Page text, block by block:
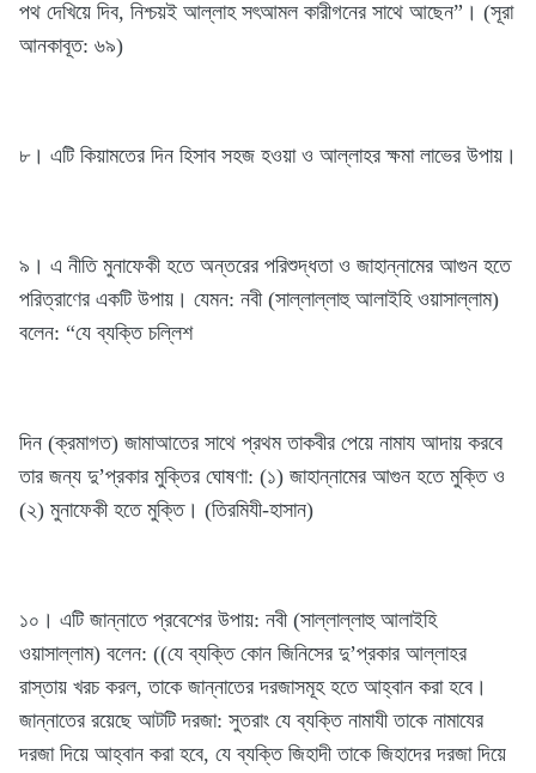
পথ দেখিয়ে দিব, নিশ্চয়ই আল্লাহ সৎআমল কারীগনের সাথে আছেন”। (সূরা
আনকাবূত: ৬৯)
৮। এটি কিয়ামতের দিন হিসাব সহজ হওয়া ও আল্লাহর ক্ষমা লাভের উপায়।
৯। এ নীতি মুনাফেকী হতে অন্তরের পরিশুদ্ধতা ও জাহান্নামের আগুন হতে
পরিত্রাণের একটি উপায়। যেমন: নবী (সাল্লাল্লাহু আলাইহি ওয়াসাল্লাম)
বলেন: “যে ব্যক্তি চল্লিশ
দিন (ক্রমাগত) জামাআতের সাথে প্রথম তাকবীর পেয়ে নামায আদায় করবে
তার জন্য দু’প্রকার মুক্তির ঘোষণা: (১) জাহান্নামের আগুন হতে মুক্তি ও
(২) মুনাফেকী হতে মুক্তি। (তিরমিযী-হাসান)
১০। এটি জান্নাতে প্রবেশের উপায়: নবী (সাল্লাল্লাহু আলাইহি
ওয়াসাল্লাম) বলেন: ((যে ব্যক্তি কোন জিনিসের দু’প্রকার আল্লাহর
রাস্তায় খরচ করল, তাকে জান্নাতের দরজাসমূহ হতে আহ্বান করা হবে।
জান্নাতের রয়েছে আটটি দরজা: সুতরাং যে ব্যক্তি নামাযী তাকে নামাযের
দরজা দিয়ে আহ্বান করা হবে, যে ব্যক্তি জিহাদী তাকে জিহাদের দরজা দিয়ে